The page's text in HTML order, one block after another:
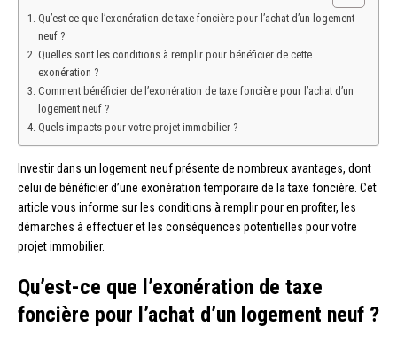
Qu’est-ce que l’exonération de taxe foncière pour l’achat d’un logement
neuf ?
Quelles sont les conditions à remplir pour bénéficier de cette
exonération ?
Comment bénéficier de l’exonération de taxe foncière pour l’achat d’un
logement neuf ?
Quels impacts pour votre projet immobilier ?
Investir dans un logement neuf présente de nombreux avantages, dont
celui de bénéficier d’une exonération temporaire de la taxe foncière. Cet
article vous informe sur les conditions à remplir pour en profiter, les
démarches à effectuer et les conséquences potentielles pour votre
projet immobilier.
Qu’est-ce que l’exonération de taxe
foncière pour l’achat d’un logement neuf ?